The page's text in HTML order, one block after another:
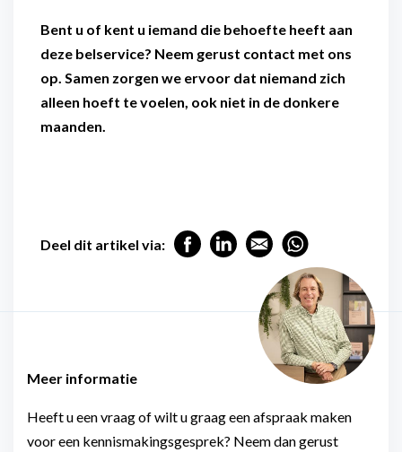
Bent u of kent u iemand die behoefte heeft aan
deze belservice? Neem gerust contact met ons
op. Samen zorgen we ervoor dat niemand zich
alleen hoeft te voelen, ook niet in de donkere
maanden.
Deel dit artikel via:
Meer informatie
Heeft u een vraag of wilt u graag een afspraak maken
voor een kennismakingsgesprek? Neem dan gerust